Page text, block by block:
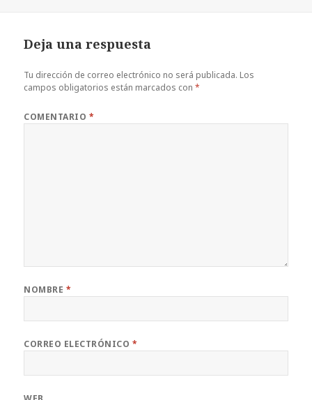
Deja una respuesta
Tu dirección de correo electrónico no será publicada. Los
campos obligatorios están marcados con*
COMENTARIO *
NOMBRE *
CORREO ELECTRÓNICO *